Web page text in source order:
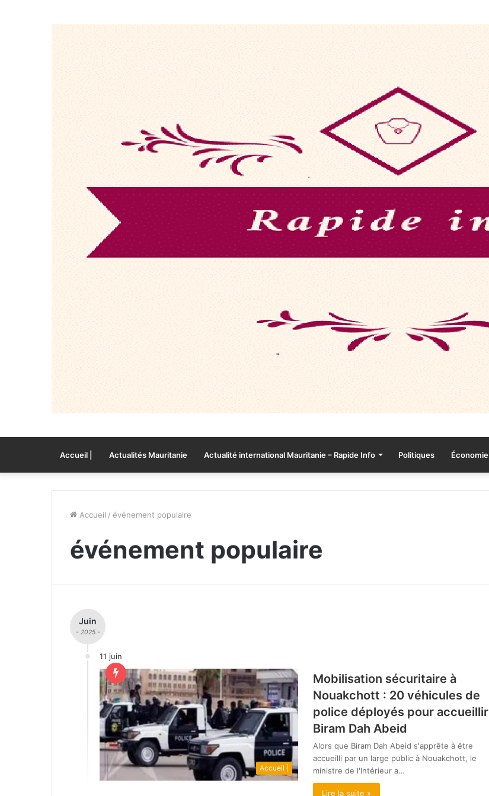
Accueil | Actualités Mauritanie Actualité international Mauritanie – Rapide Info Politiques Économie
Accueil / événement populaire
événement populaire
Juin
- 2025 -
11 juin
Accueil |
Mobilisation sécuritaire à
Nouakchott : 20 véhicules de
police déployés pour accueillir
Biram Dah Abeid
Alors que Biram Dah Abeid s'apprête à être
accueilli par un large public à Nouakchott, le
ministre de l'Intérieur a…
Lire la suite »